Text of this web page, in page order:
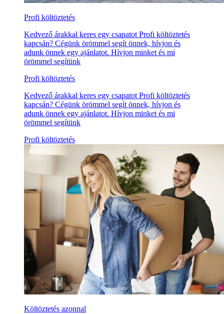
Profi költöztetés
Kedvező árakkal keres egy csapatot Profi költöztetés
kapcsán? Cégünk örömmel segít önnek, hívjon és
adunk önnek egy ajánlatot. Hívjon minket és mi
örömmel segítünk
Profi költöztetés
Kedvező árakkal keres egy csapatot Profi költöztetés
kapcsán? Cégünk örömmel segít önnek, hívjon és
adunk önnek egy ajánlatot. Hívjon minket és mi
örömmel segítünk
Profi költöztetés
Költöztetés azonnal